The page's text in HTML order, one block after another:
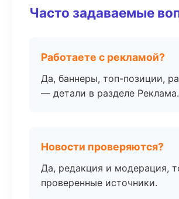
Часто задаваемые
Работаете с рекламой?
Да, баннеры, топ-позиции,
— детали в разделе Реклама.
Новости проверяются?
Да, редакция и модерация,
проверенные источники.